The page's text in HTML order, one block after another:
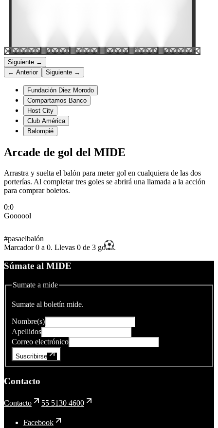
Siguiente →
← Anterior
Siguiente →
Fundación Diez Morodo
Compartamos Banco
Host City
Club América
Balompié
Arcade de gol del MIDE
Arrastra y suelta el balón para meter gol en cualquiera de las dos
porterías. Al completar tres goles se abrirá una llamada a la acción
para comprar boletos.
0:0
Goooool
#pasaelbalón
Marcador 0 a 0. Llevas 0 de 3 goles.
Súmate al MIDE
Sumate a mide
Sumate al boletín mide.
Nombre(s)
Apellidos
Correo electrónico
Suscribirse
Contacto
Contacto 55 5130 4600
Facebook